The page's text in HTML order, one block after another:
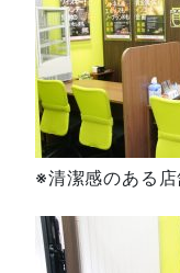
※清潔感のある